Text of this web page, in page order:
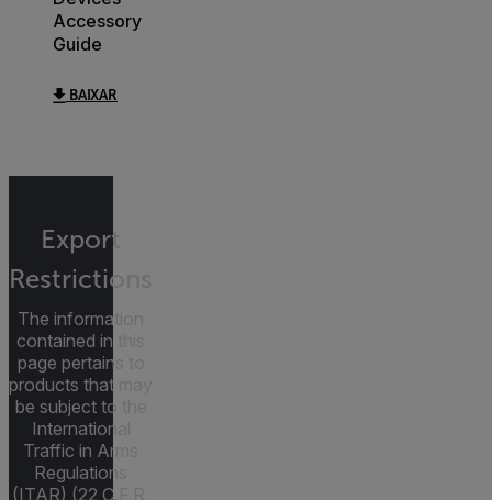
Accessory
Guide
BAIXAR
Export
Restrictions
The information
contained in this
page pertains to
products that may
be subject to the
International
Traffic in Arms
Regulations
(ITAR) (22 C.F.R.